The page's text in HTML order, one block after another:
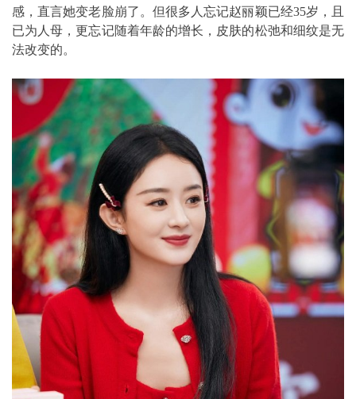
感，直言她变老脸崩了。但很多人忘记赵丽颖已经35岁，且
已为人母，更忘记随着年龄的增长，皮肤的松弛和细纹是无
法改变的。